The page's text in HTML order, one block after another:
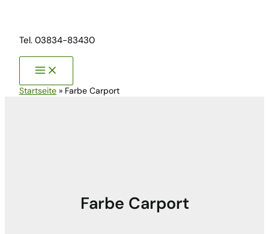
springen
Tel. 03834-83430
Startseite » Farbe Carport
Farbe Carport